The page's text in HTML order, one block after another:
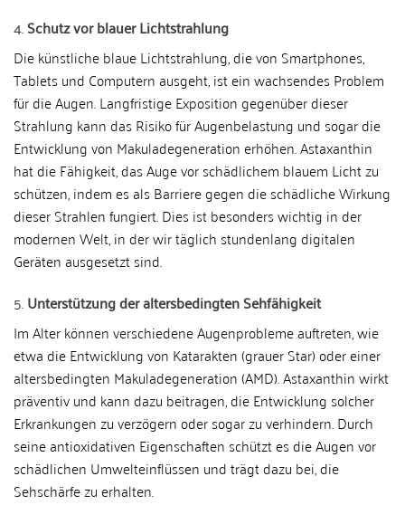
4.Schutz vor blauer Lichtstrahlung
Die künstliche blaue Lichtstrahlung, die von Smartphones,
Tablets und Computern ausgeht, ist ein wachsendes Problem
für die Augen. Langfristige Exposition gegenüber dieser
Strahlung kann das Risiko für Augenbelastung und sogar die
Entwicklung von Makuladegeneration erhöhen. Astaxanthin
hat die Fähigkeit, das Auge vor schädlichem blauem Licht zu
schützen, indem es als Barriere gegen die schädliche Wirkung
dieser Strahlen fungiert. Dies ist besonders wichtig in der
modernen Welt, in der wir täglich stundenlang digitalen
Geräten ausgesetzt sind.
5.Unterstützung der altersbedingten Sehfähigkeit
Im Alter können verschiedene Augenprobleme auftreten, wie
etwa die Entwicklung von Katarakten (grauer Star) oder einer
altersbedingten Makuladegeneration (AMD). Astaxanthin wirkt
präventiv und kann dazu beitragen, die Entwicklung solcher
Erkrankungen zu verzögern oder sogar zu verhindern. Durch
seine antioxidativen Eigenschaften schützt es die Augen vor
schädlichen Umwelteinflüssen und trägt dazu bei, die
Sehschärfe zu erhalten.